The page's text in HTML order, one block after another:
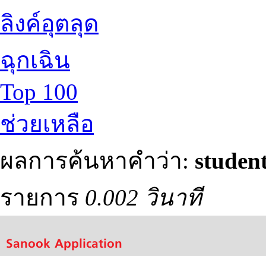
ลิงค์อุตลุด
ฉุกเฉิน
Top 100
ช่วยเหลือ
ผลการค้นหาคำว่า:
รายการ 0.002 วินาที
Sanook Application